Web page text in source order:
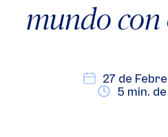
mundo
27 de
5 min.